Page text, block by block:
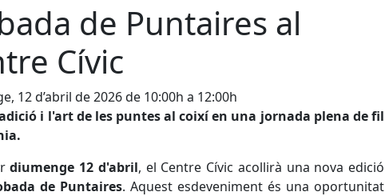
de Puntaires al
Cívic
12 d’abril de 2026 de 10:00h a 12:00h
i l'art de les puntes al coixí en una jornada plena de fil
diumenge 12 d'abril, el Centre Cívic acollirà una nova edició
de Puntaires. Aquest esdeveniment és una oportunitat